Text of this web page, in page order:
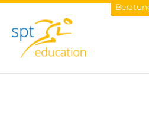
Zum
springen